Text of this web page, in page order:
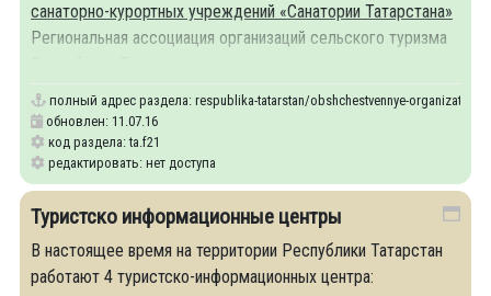
санаторно-курортных учреждений «Санатории Татарстана»
Региональная ассоциация организаций сельского туризма
полный адрес раздела: respublika-tatarstan/obshchestvennye-organizatsii-i-
обновлен: 11.07.16
код раздела: ta.f21
редактировать: нет доступа
Туристско информационные центры
В настоящее время на территории Республики Татарстан
работают 4 туристско-информационных центра: